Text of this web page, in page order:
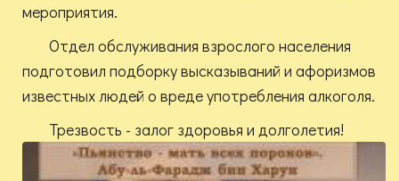
мероприятия.
Отдел обслуживания взрослого населения
подготовил подборку высказываний и афоризмов
известных людей о вреде употребления алкоголя.
Трезвость - залог здоровья и долголетия!